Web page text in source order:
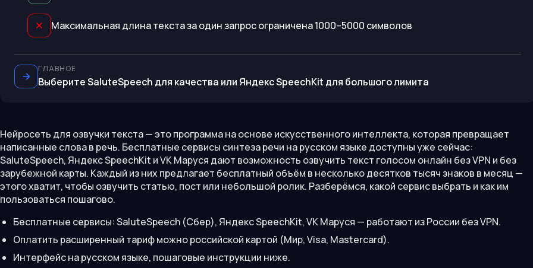
Максимальная длина текста за один запрос ограничена 1000–5000 символов
ГЛАВНОЕ
Выберите SaluteSpeech для качества или Яндекс SpeechKit для большого лимита
Нейросеть для озвучки текста — это программа на основе искусственного интеллекта, которая превращает
написанные слова в речь. Бесплатные сервисы синтеза речи на русском языке доступны уже сейчас:
SaluteSpeech, Яндекс SpeechKit и VK Маруся дают возможность озвучить текст голосом онлайн без VPN и без
зарубежной карты. Каждый из них предлагает бесплатный объём в несколько десятков тысяч знаков в месяц —
этого хватит, чтобы озвучить статью, пост или небольшой ролик. Разберёмся, какой сервис выбрать и как им
пользоваться пошагово.
Бесплатные сервисы: SaluteSpeech (Сбер), Яндекс SpeechKit, VK Маруся — работают из России без VPN.
Оплатить расширенный тариф можно российской картой (Мир, Visa, Mastercard).
Интерфейс на русском языке, пошаговые инструкции ниже.